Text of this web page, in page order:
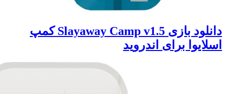
دانلود بازی Slayaway Camp v1.5 کمپ
برای اندروید